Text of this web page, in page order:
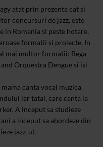
atat prin prezenta cat si
concursuri de jazz, este
in Romania si peste hotare,
formatii si proiecte. In
mai multor formatii: Bega
Orquestra Dengue si isi
canta vocal muzica
iar tatal, care canta la
A inceput sa studieze
a inceput sa abordeze din
jazz-ul.